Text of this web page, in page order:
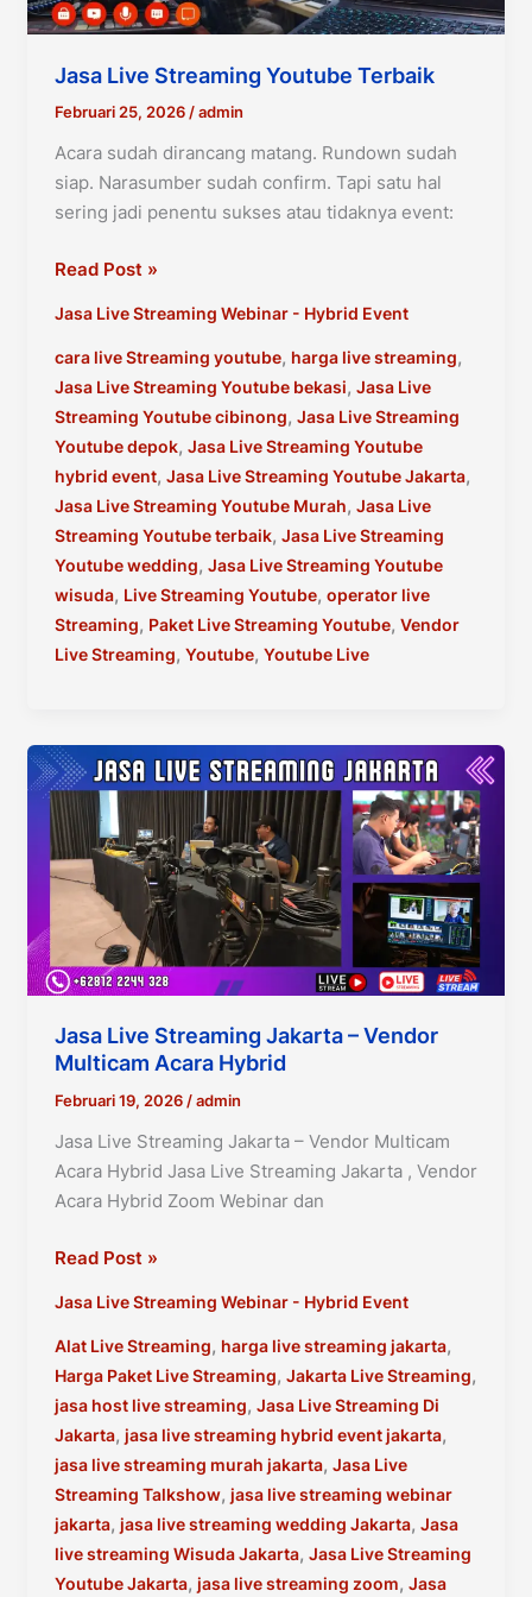
Jasa Live Streaming Youtube Terbaik
Februari 25, 2026/admin
Acara sudah dirancang matang. Rundown sudah
siap. Narasumber sudah confirm. Tapi satu hal
sering jadi penentu sukses atau tidaknya event:
Jasa
Streaming
Youtube
Terbaik
Read Post »
Jasa Live Streaming Webinar - Hybrid Event
cara live Streaming youtube, harga live streaming,
Jasa Live Streaming Youtube bekasi, Jasa Live
Streaming Youtube cibinong, Jasa Live Streaming
Youtube depok, Jasa Live Streaming Youtube
hybrid event, Jasa Live Streaming Youtube Jakarta,
Jasa Live Streaming Youtube Murah, Jasa Live
Streaming Youtube terbaik, Jasa Live Streaming
Youtube wedding, Jasa Live Streaming Youtube
wisuda, Live Streaming Youtube, operator live
Streaming, Paket Live Streaming Youtube, Vendor
Live Streaming, Youtube, Youtube Live
Jasa Live Streaming Jakarta – Vendor
Multicam Acara Hybrid
Februari 19, 2026 /admin
Jasa Live Streaming Jakarta – Vendor Multicam
Acara Hybrid Jasa Live Streaming Jakarta , Vendor
Acara Hybrid Zoom Webinar dan
Jasa
Streaming
Jakarta
–
Vendor
Multicam
Acara
Hybrid
Read Post »
Jasa Live Streaming Webinar - Hybrid Event
Alat Live Streaming, harga live streaming jakarta,
Harga Paket Live Streaming, Jakarta Live Streaming,
jasa host live streaming, Jasa Live Streaming Di
Jakarta, jasa live streaming hybrid event jakarta,
jasa live streaming murah jakarta, Jasa Live
Streaming Talkshow, jasa live streaming webinar
jakarta, jasa live streaming wedding Jakarta, Jasa
live streaming Wisuda Jakarta, Jasa Live Streaming
Youtube Jakarta, jasa live streaming zoom, Jasa